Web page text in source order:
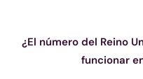
¿El número del Reino
funcionar